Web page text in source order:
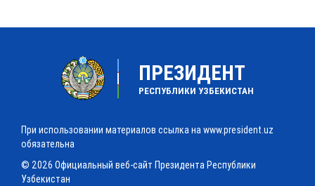
ПРЕЗИДЕНТ
РЕСПУБЛИКИ УЗБЕКИСТАН
При использовании материалов ссылка на www.president.uz
обязательна
© 2026 Официальный веб-сайт Президента Республики
Узбекистан